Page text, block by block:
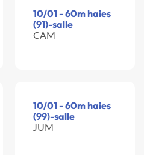
10/01 - 60m haies
(91)-salle
CAM -
10/01 - 60m haies
(99)-salle
JUM -